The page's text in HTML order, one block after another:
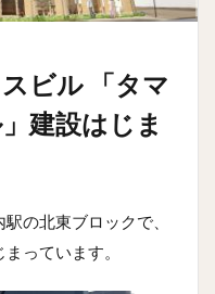
ビル 「タマ
建設はじま
の北東ブロックで、
っています。